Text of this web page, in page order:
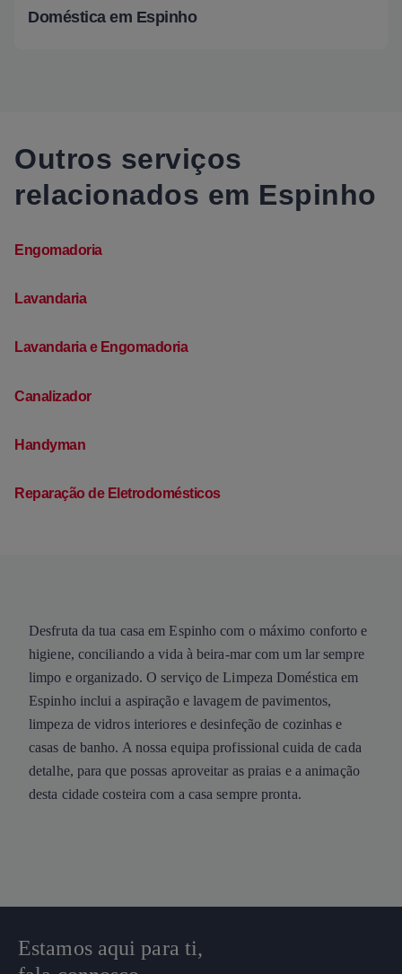
Doméstica em Espinho
Outros serviços
relacionados em Espinho
Engomadoria
Lavandaria
Lavandaria e Engomadoria
Canalizador
Handyman
Reparação de Eletrodomésticos
Desfruta da tua casa em Espinho com o máximo conforto e
higiene, conciliando a vida à beira-mar com um lar sempre
limpo e organizado. O serviço de Limpeza Doméstica em
Espinho inclui a aspiração e lavagem de pavimentos,
limpeza de vidros interiores e desinfeção de cozinhas e
casas de banho. A nossa equipa profissional cuida de cada
detalhe, para que possas aproveitar as praias e a animação
desta cidade costeira com a casa sempre pronta.
Estamos aqui para ti,